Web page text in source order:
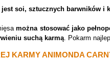
jest soi, sztucznych barwników i
można stosować jako
suchą karmą. Pokarm
KARMY ANIMONDA